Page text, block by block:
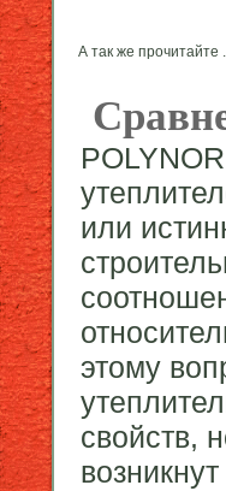
А так же прочитайте
или
этому
свойств,